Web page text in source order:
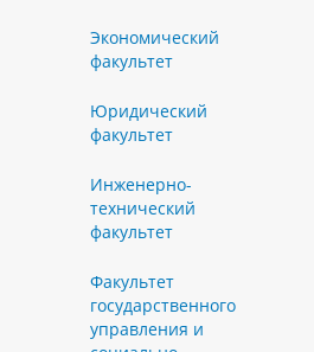
Экономический
факультет
Юридический
факультет
Инженерно-
технический
факультет
Факультет
государственного
управления и